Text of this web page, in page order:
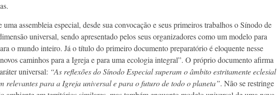
uma assembleia especial, desde sua convocação e seus primeiros trabalhos o Sínodo de
universal, sendo apresentado pelos seus organizadores como um modelo para
o mundo inteiro. Já o título do primeiro documento preparatório é eloquente nesse
caminhos para a Igreja e para uma ecologia integral”. O próprio documento afirma
universal: “As reflexões do Sínodo Especial superam o âmbito estritamente eclesial
relevantes para a Igreja universal e para o futuro de todo o planeta”. Não se restringe